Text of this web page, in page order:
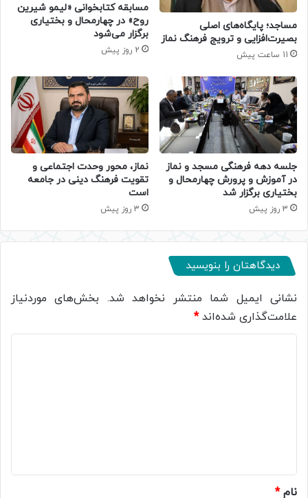
​مساجد؛ پایگاه‌های اصلی
بصیرت‌افزایی و ترویج فرهنگ نماز
11 ساعت پیش
مسابقه کتابخوانی «لیمو شیرین
روح» در چهارمحال و بختیاری
برگزار می‌شود
2 روز پیش
جلسه دهه فرهنگی مسجد و نماز
در آموزش و پرورش چهارمحال و
بختیاری برگزار شد
3 روز پیش
نماز، محور وحدت اجتماعی و
تقویت فرهنگ دینی در جامعه
است
3 روز پیش
دیدگاهتان را بنویسید
نشانی ایمیل شما منتشر نخواهد شد. بخش‌های موردنیاز
علامت‌گذاری شده‌اند*
نام*